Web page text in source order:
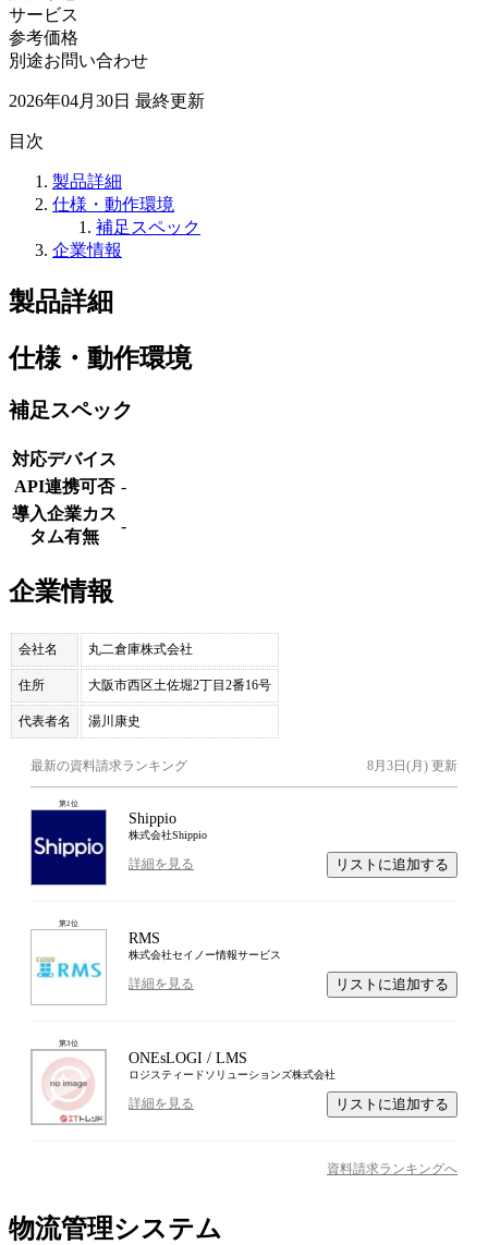
サービス
参考価格
別途お問い合わせ
2026年04月30日 最終更新
目次
製品詳細
仕様・動作環境
補足スペック
企業情報
製品詳細
仕様・動作環境
補足スペック
対応デバイス
API連携可否 -
導入企業カス
タム有無
-
企業情報
会社名 丸二倉庫株式会社
住所 大阪市西区土佐堀2丁目2番16号
代表者名 湯川康史
最新の資料請求ランキング 8月3日(月) 更新
第1位
Shippio
株式会社Shippio
詳細を見る リストに追加する
第2位
RMS
株式会社セイノー情報サービス
詳細を見る リストに追加する
第3位
ONEsLOGI / LMS
ロジスティードソリューションズ株式会社
詳細を見る リストに追加する
資料請求ランキングへ
物流管理システム